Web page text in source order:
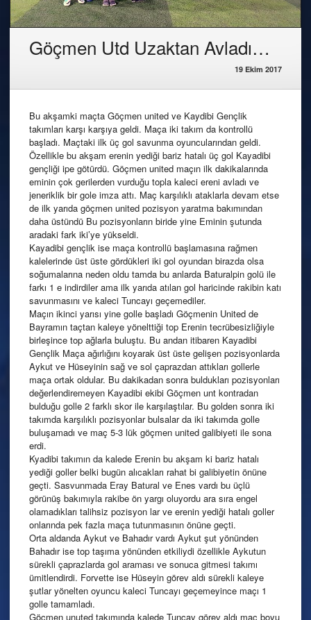
Göçmen Utd Uzaktan Avladı…
19 Ekim 2017
Bu akşamki maçta Göçmen united ve Kaydibi Gençlik
takımları karşı karşıya geldi. Maça iki takım da kontrollü
başladı. Maçtaki ilk üç gol savunma oyuncularından geldi.
Özellikle bu akşam erenin yediği bariz hatalı üç gol Kayadibi
gençliği ipe götürdü. Göçmen united maçın ilk dakikalarında
eminin çok gerilerden vurduğu topla kaleci ereni avladı ve
jeneriklik bir gole imza attı. Maç karşılıklı ataklarla devam etse
de ilk yarıda göçmen united pozisyon yaratma bakımından
daha üstündü Bu pozisyonların biride yine Eminin şutunda
aradaki fark iki’ye yükseldi.
Kayadibi gençlik ise maça kontrollü başlamasına rağmen
kalelerinde üst üste gördükleri iki gol oyundan birazda olsa
soğumalarına neden oldu tamda bu anlarda Baturalpin golü ile
farkı 1 e indirdiler ama ilk yarıda atılan gol haricinde rakibin katı
savunmasını ve kaleci Tuncayı geçemediler.
Maçın ikinci yarısı yine golle başladı Göçmenin United de
Bayramın taçtan kaleye yönelttiği top Erenin tecrübesizliğiyle
birleşince top ağlarla buluştu. Bu andan itibaren Kayadibi
Gençlik Maça ağırlığını koyarak üst üste gelişen pozisyonlarda
Aykut ve Hüseyinin sağ ve sol çaprazdan attıkları gollerle
maça ortak oldular. Bu dakikadan sonra buldukları pozisyonları
değerlendiremeyen Kayadibi ekibi Göçmen unt kontradan
bulduğu golle 2 farklı skor ile karşılaştılar. Bu golden sonra iki
takımda karşılıklı pozisyonlar bulsalar da iki takımda golle
buluşamadı ve maç 5-3 lük göçmen united galibiyeti ile sona
erdi.
Kyadibi takımın da kalede Erenin bu akşam ki bariz hatalı
yediği goller belki bugün alıcakları rahat bi galibiyetin önüne
geçti. Sasvunmada Eray Batural ve Enes vardı bu üçlü
görünüş bakımıyla rakibe ön yargı oluyordu ara sıra engel
olamadıkları talihsiz pozisyon lar ve erenin yediği hatalı goller
onlarında pek fazla maça tutunmasının önüne geçti.
Orta aldanda Aykut ve Bahadır vardı Aykut şut yönünden
Bahadır ise top taşıma yönünden etkiliydi özellikle Aykutun
sürekli çaprazlarda gol araması ve sonuca gitmesi takımı
ümitlendirdi. Forvette ise Hüseyin görev aldı sürekli kaleye
şutlar yönelten oyuncu kaleci Tuncayı geçemeyince maçı 1
golle tamamladı.
Göçmen unuted takımında kalede Tuncay görev aldı maç boyu